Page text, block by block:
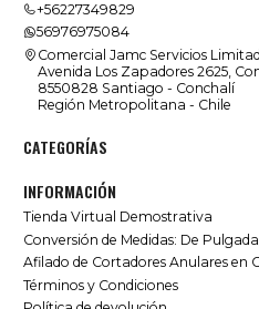
+56227349829
56976975084
Comercial Jamc Servicios
Avenida Los Zapadores 2625,
8550828 Santiago - Conchalí
Región Metropolitana - Chile
CATEGORÍAS
INFORMACIÓN
Tienda Virtual Demostrativa
Conversión de Medidas: De
Afilado de Cortadores Anulares en
Términos y Condiciones